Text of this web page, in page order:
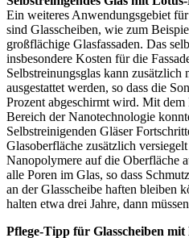
Ein weiteres Anwendungsgebiet
sind Glasscheiben, wie zum
großflächige Glasfassaden. Das
insbesondere Kosten für die
Selbstreinungsglas kann zusätzlich
ausgestattet werden, so dass die
Prozent abgeschirmt wird. Mit
Bereich der Nanotechnologie
Selbstreinigenden Gläser
Glasoberfläche zusätzlich
Nanopolymere auf die Oberfläche
alle Poren im Glas, so dass
an der Glasscheibe haften bleiben
halten etwa drei Jahre, dann
Pflege-Tipp für Glasscheiben